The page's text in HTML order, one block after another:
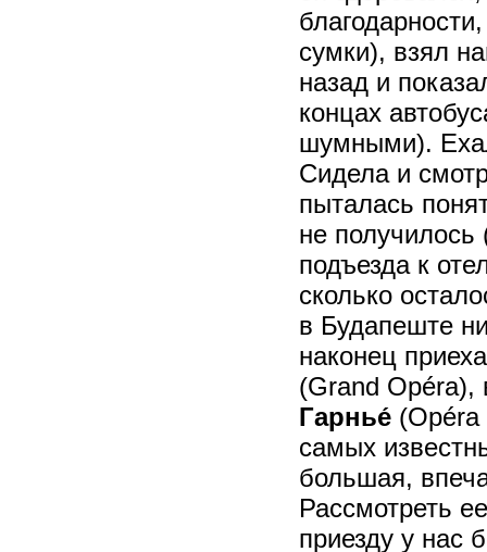
сумки), взял
назад и
концах
шумными).
Сидела и
пыталась
не
подъезда к
сколько
в Будапеште
наконец
(Grand Opéra),
Гарнье́
самых
большая,
Рассмотреть
приезду у нас